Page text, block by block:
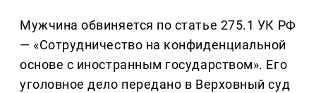
Мужчина обвиняется по статье 275.1 УК РФ
— «Сотрудничество на конфиденциальной
основе с иностранным государством». Его
уголовное дело передано в Верховный суд